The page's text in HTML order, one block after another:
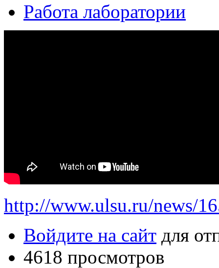
Работа лаборатории
http://www.ulsu.ru/news/
Войдите на сайт для
4618 просмотров